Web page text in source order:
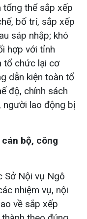
thể sắp xếp
bố trí, sắp xếp
sáp nhập; khó
hợp với tỉnh
tổ chức lại cơ
dẫn kiện toàn tổ
độ, chính sách
người lao động bị
bộ, công
Sở Nội vụ Ngô
nhiệm vụ, nội
về sắp xếp